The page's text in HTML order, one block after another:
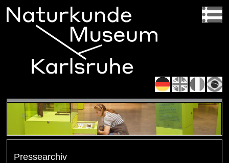
Pressearchiv